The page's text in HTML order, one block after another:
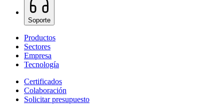
Soporte
Productos
Sectores
Empresa
Tecnología
Certificados
Colaboración
Solicitar presupuesto